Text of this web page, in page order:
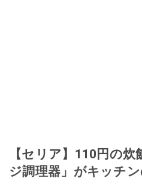
【セリア】110円の
ジ調理器」がキッチ